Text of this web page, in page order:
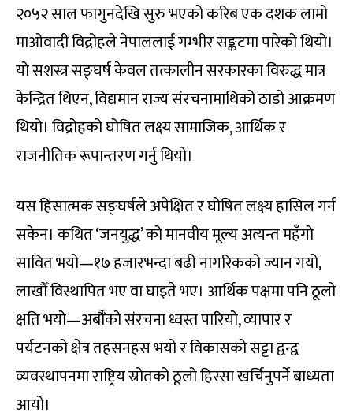
२०५२ साल फागुनदेखि सुरु भएको करिब एक दशक लामो
माओवादी विद्रोहले नेपाललाई गम्भीर सङ्कटमा पारेको थियो।
यो सशस्त्र सङ्घर्ष केवल तत्कालीन सरकारका विरुद्ध मात्र
केन्द्रित थिएन, विद्यमान राज्य संरचनामाथिको ठाडो आक्रमण
थियो। विद्रोहको घोषित लक्ष्य सामाजिक, आर्थिक र
राजनीतिक रूपान्तरण गर्नु थियो।
यस हिंसात्मक सङ्घर्षले अपेक्षित र घोषित लक्ष्य हासिल गर्न
सकेन। कथित ‘जनयुद्ध’ को मानवीय मूल्य अत्यन्त महँगो
सावित भयो—१७ हजारभन्दा बढी नागरिकको ज्यान गयो,
लाखौँ विस्थापित भए वा घाइते भए। आर्थिक पक्षमा पनि ठूलो
क्षति भयो—अर्बौँको संरचना ध्वस्त पारियो, व्यापार र
पर्यटनको क्षेत्र तहसनहस भयो र विकासको सट्टा द्वन्द्व
व्यवस्थापनमा राष्ट्रिय स्रोतको ठूलो हिस्सा खर्चिनुपर्ने बाध्यता
आयो।